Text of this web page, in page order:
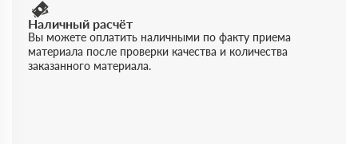
Наличный расчёт
Вы можете оплатить наличными по факту приема
материала после проверки качества и количества
заказанного материала.